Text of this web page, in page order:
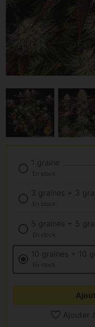
1 graine
En stock
3 graines + 3
En stock
5 graines + 5
En stock
10 graines + 10
En stock
Ajouter